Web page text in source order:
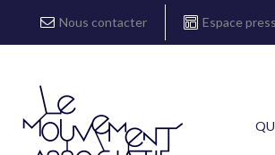
Nous contacter Espace